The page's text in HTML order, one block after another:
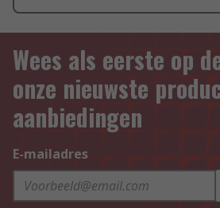
Wees als eerste op
onze nieuwste
aanbiedingen
E-mailadres